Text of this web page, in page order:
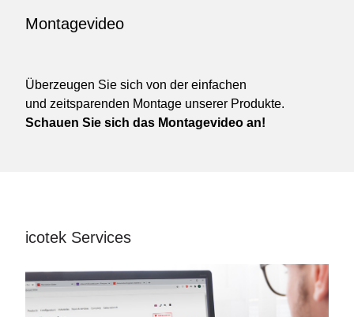
Montagevideo
Überzeugen Sie sich von der einfachen
und zeitsparenden Montage unserer Produkte.
Schauen Sie sich das Montagevideo an!
icotek Services